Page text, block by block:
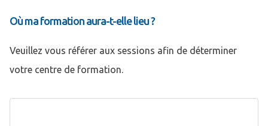
Où ma formation aura-t-elle lieu ?
Veuillez vous référer aux sessions afin de déterminer
votre centre de formation.